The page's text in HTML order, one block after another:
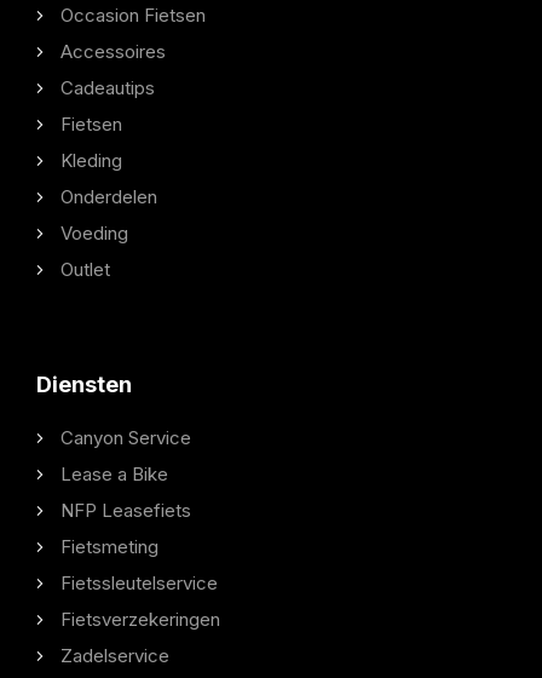
Occasion Fietsen
Accessoires
Cadeautips
Fietsen
Kleding
Onderdelen
Voeding
Outlet
Diensten
Canyon Service
Lease a Bike
NFP Leasefiets
Fietsmeting
Fietssleutelservice
Fietsverzekeringen
Zadelservice